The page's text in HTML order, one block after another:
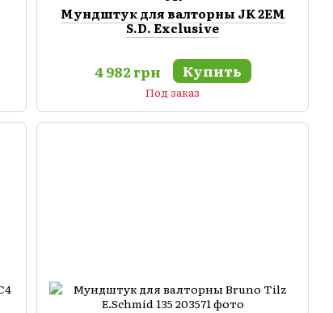
Мундштук для валторны JK 2EM
S.D. Exclusive
4 982 грн Купить
Под заказ